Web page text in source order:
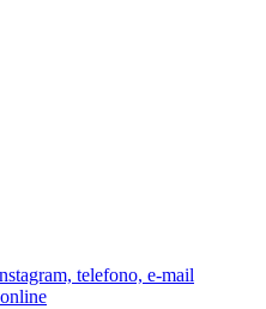
telefono, e-mail